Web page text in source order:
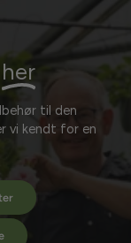
her
til den
vi kendt for en